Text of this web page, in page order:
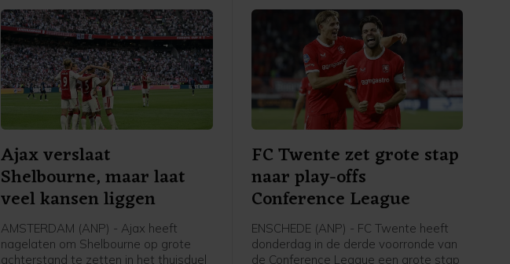
een counter. Dat was niet goed."
Ajax verslaat
Shelbourne, maar laat
veel kansen liggen
AMSTERDAM (ANP) - Ajax heeft
nagelaten om Shelbourne op grote
achterstand te zetten in het thuisduel
FC Twente zet grote stap
naar play-offs
Conference League
ENSCHEDE (ANP) - FC Twente heeft
donderdag in de derde voorronde van
de Conference League een grote stap